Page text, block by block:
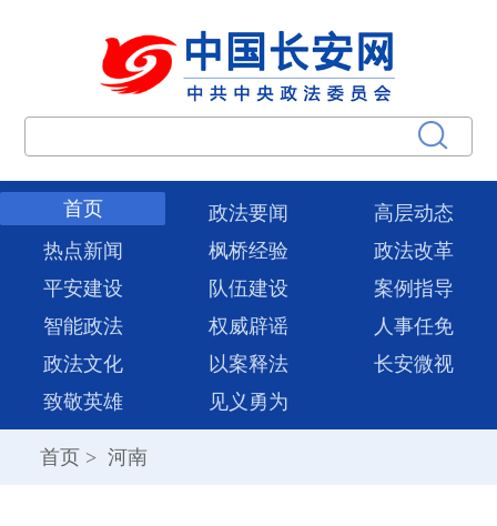
首页 政法要闻
高层动态
热点新闻
枫桥经验
政法改革
平安建设
队伍建设
案例指导
智能政法
权威辟谣
人事任免
政法文化
以案释法
长安微视
致敬英雄
见义勇为
首页 > 河南